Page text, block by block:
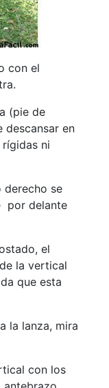
con el
(pie de
descansar en
ni
derecho se
por delante
el
la vertical
que esta
la lanza, mira
con los